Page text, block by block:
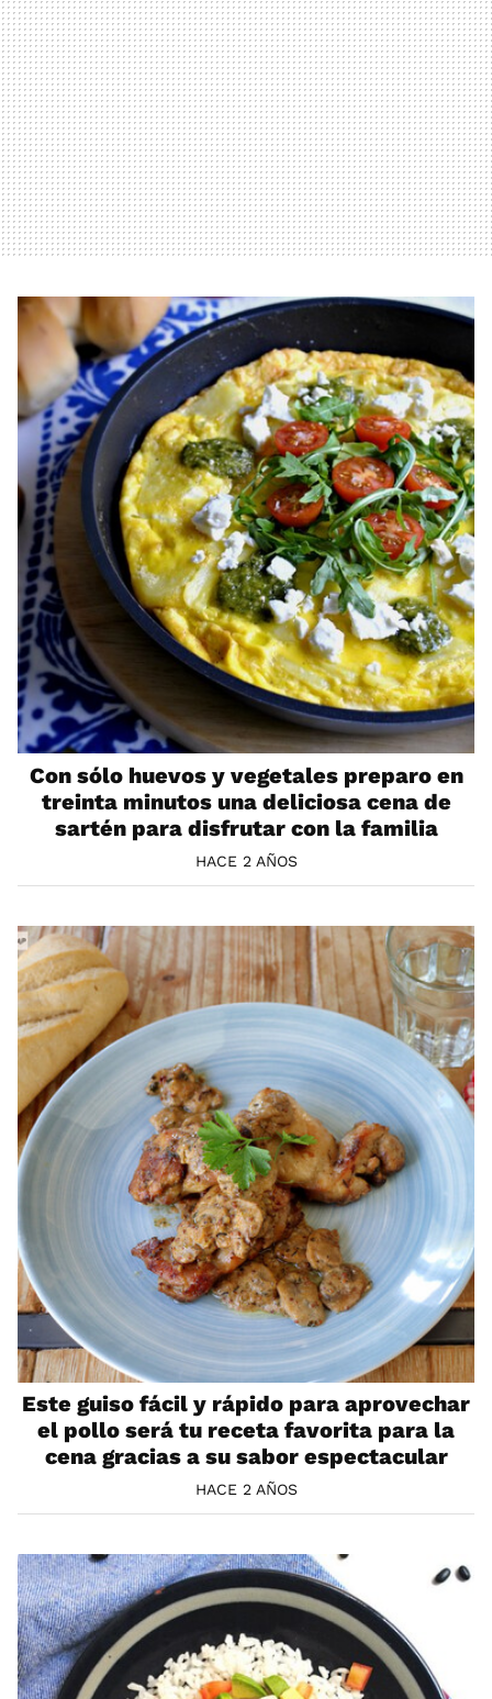
Con sólo huevos y vegetales preparo en
treinta minutos una deliciosa cena de
sartén para disfrutar con la familia
HACE 2 AÑOS
Este guiso fácil y rápido para aprovechar
el pollo será tu receta favorita para la
cena gracias a su sabor espectacular
HACE 2 AÑOS